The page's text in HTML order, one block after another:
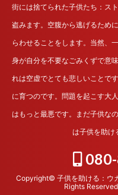
街には捨てられた子供たち：ス
盗みます。空腹から逃げるため
らわせることをします。当然、
身が自分を不要なごみくずで意
れは空虚でとても悲しいことで
に育つのです。問題を起こす大
はもっと最悪です。まだ子供な
は子供を助け
Copyright© 子供を助ける：ウ
Rights